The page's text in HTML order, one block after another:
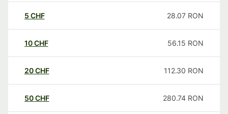
5 CHF 28.07 RON
10CHF 56.15 RON
20CHF 112.30 RON
50CHF 280.74 RON